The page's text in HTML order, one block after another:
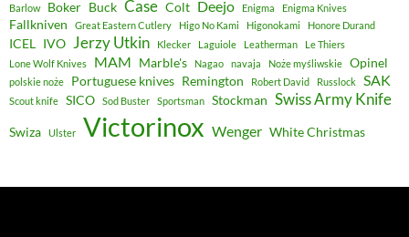
Barlow Boker Buck Case Colt Deejo Enigma Enigma Knives
Fallkniven Great Eastern Cutlery Higo No Kami Higonokami Honore Durand
ICEL IVO Jerzy Utkin Klecker Laguiole Leatherman
Le Thiers
Lone Wolf Knives
MAM Marble's Nagao navaja Noże myśliwskie Opinel
polskie noże Portuguese knives Remington Robert David Russlock SAK
Scout knife SICO Sod Buster Sportsman Stockman Swiss Army Knife
Swiza Ulster Victorinox Wenger White Christmas